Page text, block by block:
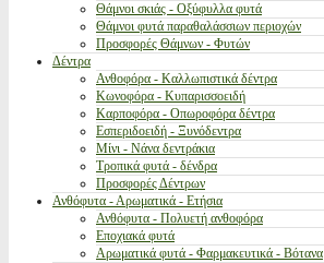
Θάμνοι σκιάς - Οξύφυλλα φυτά
Θάμνοι φυτά παραθαλάσσιων περιοχών
Προσφορές Θάμνων - Φυτών
Δέντρα
Ανθοφόρα - Καλλωπιστικά δέντρα
Κωνοφόρα - Κυπαρισσοειδή
Καρποφόρα - Οπωροφόρα δέντρα
Εσπεριδοειδή - Ξυνόδεντρα
Μίνι - Νάνα δεντράκια
Τροπικά φυτά - δένδρα
Προσφορές Δέντρων
Ανθόφυτα - Αρωματικά - Ετήσια
Ανθόφυτα - Πολυετή ανθοφόρα
Εποχιακά φυτά
Αρωματικά φυτά - Φαρμακευτικά - Βότανα